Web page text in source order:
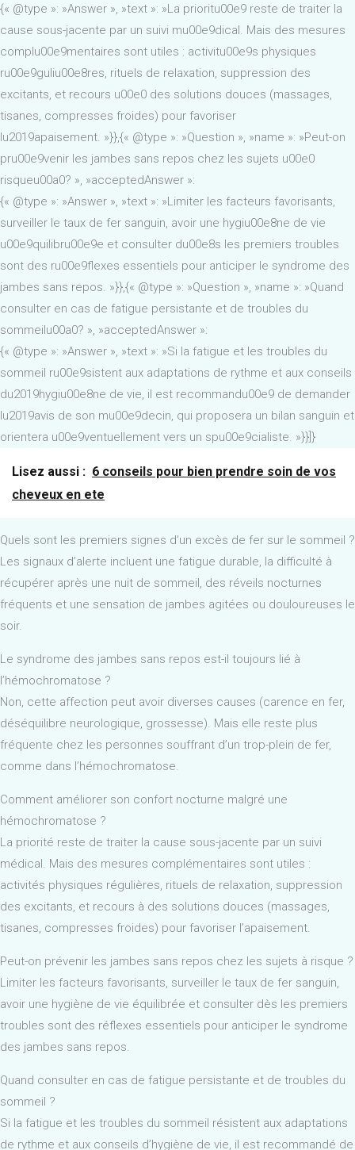
{« @type »: »Answer », »text »: »La prioritu00e9 reste de traiter la
cause sous-jacente par un suivi mu00e9dical. Mais des mesures
complu00e9mentaires sont utiles : activitu00e9s physiques
ru00e9guliu00e8res, rituels de relaxation, suppression des
excitants, et recours u00e0 des solutions douces (massages,
tisanes, compresses froides) pour favoriser
lu2019apaisement. »}},{« @type »: »Question », »name »: »Peut-on
pru00e9venir les jambes sans repos chez les sujets u00e0
risqueu00a0? », »acceptedAnswer »:
{« @type »: »Answer », »text »: »Limiter les facteurs favorisants,
surveiller le taux de fer sanguin, avoir une hygiu00e8ne de vie
u00e9quilibru00e9e et consulter du00e8s les premiers troubles
sont des ru00e9flexes essentiels pour anticiper le syndrome des
jambes sans repos. »}},{« @type »: »Question », »name »: »Quand
consulter en cas de fatigue persistante et de troubles du
sommeilu00a0? », »acceptedAnswer »:
{« @type »: »Answer », »text »: »Si la fatigue et les troubles du
sommeil ru00e9sistent aux adaptations de rythme et aux conseils
du2019hygiu00e8ne de vie, il est recommandu00e9 de demander
lu2019avis de son mu00e9decin, qui proposera un bilan sanguin et
orientera u00e9ventuellement vers un spu00e9cialiste. »}}]}
Lisez aussi : 6 conseils pour bien prendre soin de vos
cheveux en ete
Quels sont les premiers signes d’un excès de fer sur le sommeil ?
Les signaux d’alerte incluent une fatigue durable, la difficulté à
récupérer après une nuit de sommeil, des réveils nocturnes
fréquents et une sensation de jambes agitées ou douloureuses le
soir.
Le syndrome des jambes sans repos est-il toujours lié à
l’hémochromatose ?
Non, cette affection peut avoir diverses causes (carence en fer,
déséquilibre neurologique, grossesse). Mais elle reste plus
fréquente chez les personnes souffrant d’un trop-plein de fer,
comme dans l’hémochromatose.
Comment améliorer son confort nocturne malgré une
hémochromatose ?
La priorité reste de traiter la cause sous-jacente par un suivi
médical. Mais des mesures complémentaires sont utiles :
activités physiques régulières, rituels de relaxation, suppression
des excitants, et recours à des solutions douces (massages,
tisanes, compresses froides) pour favoriser l’apaisement.
Peut-on prévenir les jambes sans repos chez les sujets à risque ?
Limiter les facteurs favorisants, surveiller le taux de fer sanguin,
avoir une hygiène de vie équilibrée et consulter dès les premiers
troubles sont des réflexes essentiels pour anticiper le syndrome
des jambes sans repos.
Quand consulter en cas de fatigue persistante et de troubles du
sommeil ?
Si la fatigue et les troubles du sommeil résistent aux adaptations
de rythme et aux conseils d’hygiène de vie, il est recommandé de